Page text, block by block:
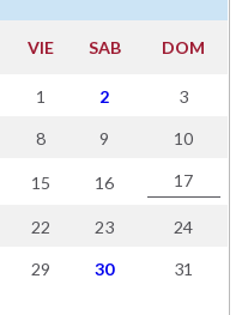
VIE SAB DOM
1 2 3
8 9 10
15 16 17
22 23 24
29 30 31